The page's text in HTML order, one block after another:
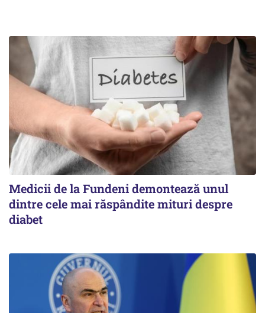
Medicii de la Fundeni demontează unul
dintre cele mai răspândite mituri despre
diabet